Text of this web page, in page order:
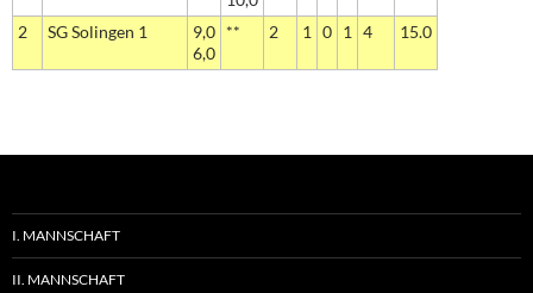
2 SG Solingen 1
9,0
6,0
** 2 1 0 1 4 15.0
I. MANNSCHAFT
II. MANNSCHAFT